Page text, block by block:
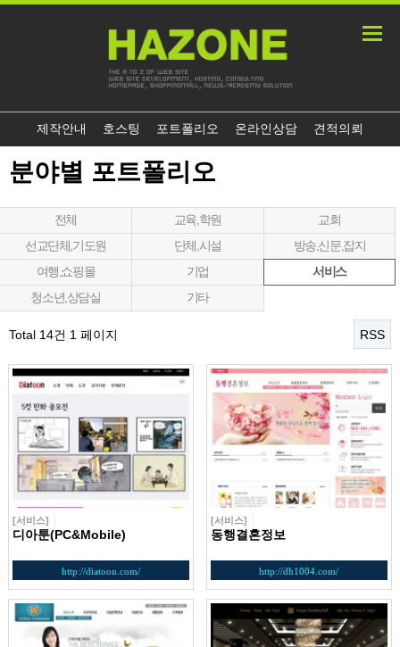
제작안내 호스팅 포트폴리오 온라인상담 견적의뢰
분야별 포트폴리오
전체 교육,학원
교회
선교단체,기도원
단체,시설
방송,신문,잡지
여행,쇼핑몰
기업
서비스
청소년,상담실
기타
Total 14건 1 페이지 RSS
[서비스]
디아툰(PC&Mobile)
http://diatoon.com/
[서비스]
동행결혼정보
http://dh1004.com/